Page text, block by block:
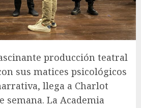
producción teatral
sus matices psicológicos
llega a Charlot
semana. La Academia